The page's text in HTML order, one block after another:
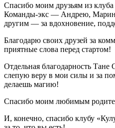
Спасибо моим друзьям из
Команды-экс — Андрею,
другим — за вдохновение,
Благодарю своих друзей за
приятные слова перед стартом!
Отдельная благодарность Тане
слепую веру в мои силы и за
делаешь магию!
Спасибо моим любимым
И, конечно, спасибо клубу